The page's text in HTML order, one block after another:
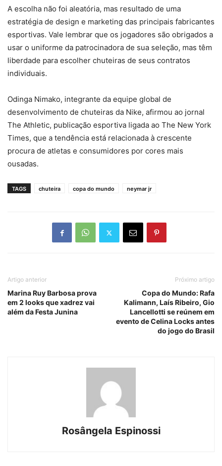
A escolha não foi aleatória, mas resultado de uma
estratégia de design e marketing das principais fabricantes
esportivas. Vale lembrar que os jogadores são obrigados a
usar o uniforme da patrocinadora de sua seleção, mas têm
liberdade para escolher chuteiras de seus contratos
individuais.
Odinga Nimako, integrante da equipe global de
desenvolvimento de chuteiras da Nike, afirmou ao jornal
The Athletic, publicação esportiva ligada ao The New York
Times, que a tendência está relacionada à crescente
procura de atletas e consumidores por cores mais
ousadas.
TAGS chuteira copa do mundo neymar jr
Artigo anterior
Marina Ruy Barbosa prova
em 2 looks que xadrez vai
além da Festa Junina
Próximo artigo
Copa do Mundo: Rafa
Kalimann, Laís Ribeiro, Gio
Lancellotti se reúnem em
evento de Celina Locks antes
do jogo do Brasil
Rosângela Espinossi